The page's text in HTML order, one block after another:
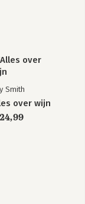
Smith
over wijn